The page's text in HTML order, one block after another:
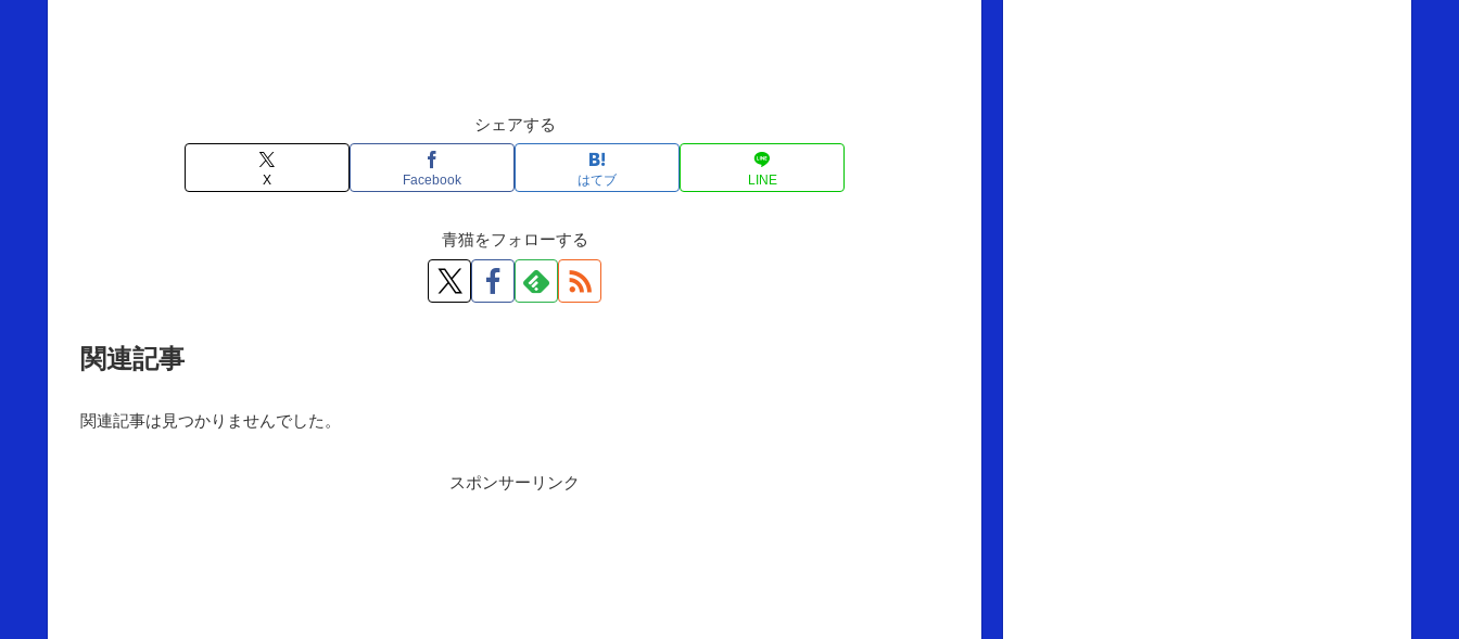
シェアする
X Facebook はてブ LINE
青猫をフォローする
関連記事
関連記事は見つかりませんでした。
スポンサーリンク